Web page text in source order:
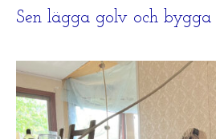
Sen lägga golv och bygga